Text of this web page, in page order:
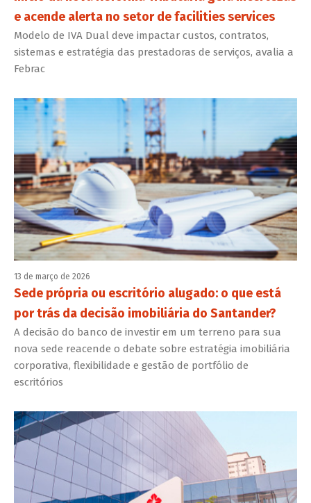
e acende alerta no setor de facilities services
Modelo de IVA Dual deve impactar custos, contratos,
sistemas e estratégia das prestadoras de serviços, avalia a
Febrac
13 de março de 2026
Sede própria ou escritório alugado: o que está
por trás da decisão imobiliária do Santander?
A decisão do banco de investir em um terreno para sua
nova sede reacende o debate sobre estratégia imobiliária
corporativa, flexibilidade e gestão de portfólio de
escritórios